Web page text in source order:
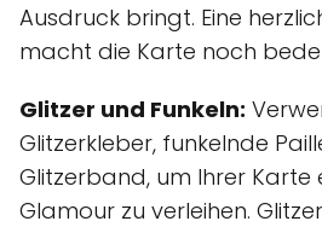
Ausdruck bringt. Eine
macht die Karte noch
Glitzer und Funkeln:
Glitzerkleber, funkelnde
Glitzerband, um Ihrer Karte
Glamour zu verleihen.